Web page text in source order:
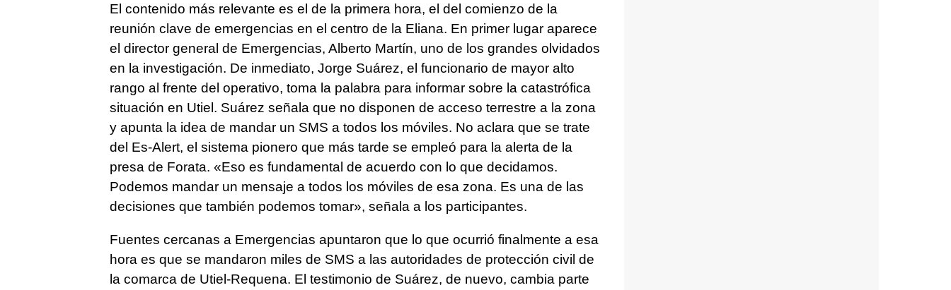
El contenido más relevante es el de la primera hora, el del comienzo de la
reunión clave de emergencias en el centro de la Eliana. En primer lugar aparece
el director general de Emergencias, Alberto Martín, uno de los grandes olvidados
en la investigación. De inmediato, Jorge Suárez, el funcionario de mayor alto
rango al frente del operativo, toma la palabra para informar sobre la catastrófica
situación en Utiel. Suárez señala que no disponen de acceso terrestre a la zona
y apunta la idea de mandar un SMS a todos los móviles. No aclara que se trate
del Es-Alert, el sistema pionero que más tarde se empleó para la alerta de la
presa de Forata. «Eso es fundamental de acuerdo con lo que decidamos.
Podemos mandar un mensaje a todos los móviles de esa zona. Es una de las
decisiones que también podemos tomar», señala a los participantes.
Fuentes cercanas a Emergencias apuntaron que lo que ocurrió finalmente a esa
hora es que se mandaron miles de SMS a las autoridades de protección civil de
la comarca de Utiel-Requena. El testimonio de Suárez, de nuevo, cambia parte